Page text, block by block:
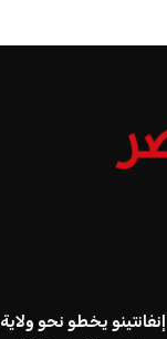
إنفانتينو يخطو نحو